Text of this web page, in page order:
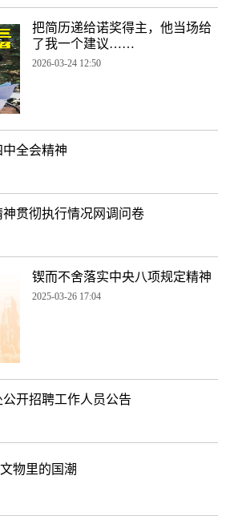
把简历递给诺奖得主，他当场给
了我一个建议……
2026-03-24 12:50
全会精神
贯彻执行情况网调问卷
锲而不舍落实中央八项规定精神
2025-03-26 17:04
开招聘工作人员公告
文物里的国潮